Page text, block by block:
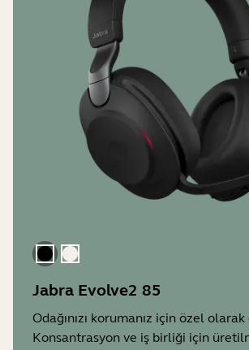
SiyahAltın Bej
Jabra Evolve2 85
Odağınızı korumanız için özel
Konsantrasyon ve iş birliği için